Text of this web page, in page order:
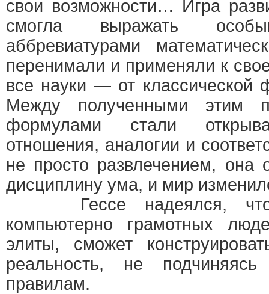
свои возможности… Игра
смогла выражать
аббревиатурами
перенимали и применяли к
все науки — от классической
Между полученными этим
формулами стали
отношения, аналогии и
не просто развлечением, она
дисциплину ума, и мир
Гессе надеялся, что
компьютерно грамотных
элиты, сможет
реальность, не
правилам.